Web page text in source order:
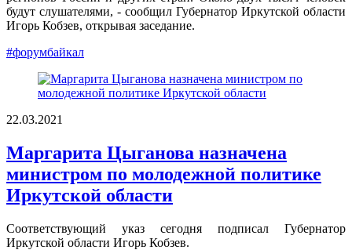
будут слушателями, - сообщил Губернатор Иркутской области
Игорь Кобзев, открывая заседание.
#форумбайкал
22.03.2021
Маргарита Цыганова назначена
министром по молодежной политике
Иркутской области
Соответствующий указ сегодня подписал Губернатор
Иркутской области Игорь Кобзев.